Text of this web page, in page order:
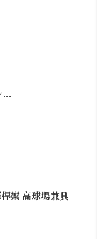
樂 高球場兼具